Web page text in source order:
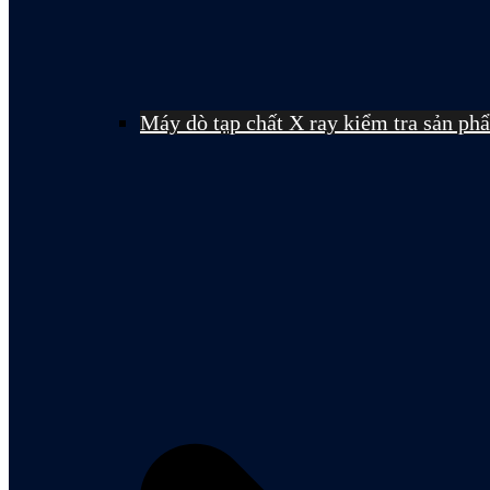
Máy dò tạp chất X ray kiểm tra sản